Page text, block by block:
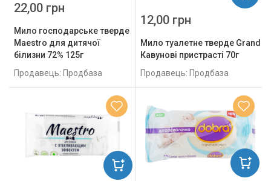
Мило господарське тверде
Maestro для дитячої
білизни 72% 125г
Продавець: Продбаза
22,00 грн
Мило туалетне тверде Grand
Кавунові пристрасті 70г
Продавець: Продбаза
12,00 грн